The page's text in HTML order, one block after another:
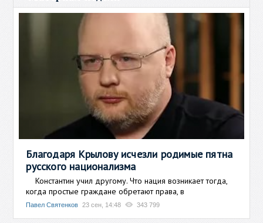
Благодаря Крылову исчезли родимые пятна
русского национализма
Константин учил другому. Что нация возникает тогда,
когда простые граждане обретают права, в
Павел Святенков 23 сен, 14:48 343 799